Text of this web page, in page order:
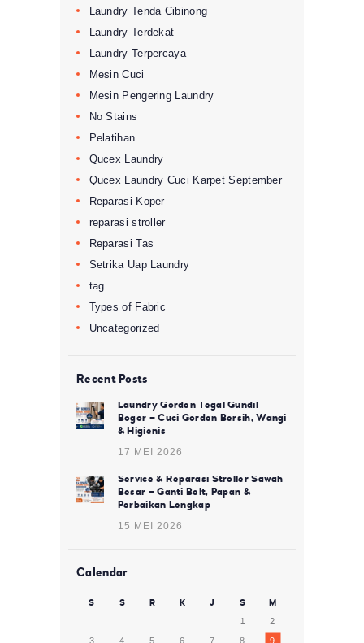
Laundry Tenda Cibinong
Laundry Terdekat
Laundry Terpercaya
Mesin Cuci
Mesin Pengering Laundry
No Stains
Pelatihan
Qucex Laundry
Qucex Laundry Cuci Karpet September
Reparasi Koper
reparasi stroller
Reparasi Tas
Setrika Uap Laundry
tag
Types of Fabric
Uncategorized
Recent Posts
Laundry Gorden Tegal Gundil
Bogor – Cuci Gorden Bersih, Wangi
& Higienis
17 MEI 2026
Service & Reparasi Stroller Sawah
Besar – Ganti Belt, Papan &
Perbaikan Lengkap
15 MEI 2026
Calendar
S S R K J S
M
1
2
3 4 5 6 7 8 9